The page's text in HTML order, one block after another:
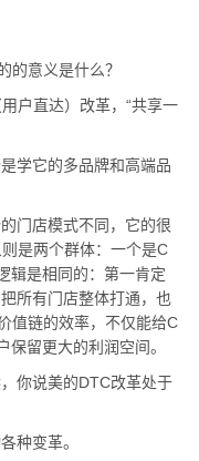
意义是什么？
户直达）改革，“共享一
学它的多品牌和高端品
门店模式不同，它的很
是两个群体：一个是C
辑是相同的：第一肯定
所有门店整体打通，也
值链的效率，不仅能给C
留更大的利润空间。
你说美的DTC改革处于
种变革。